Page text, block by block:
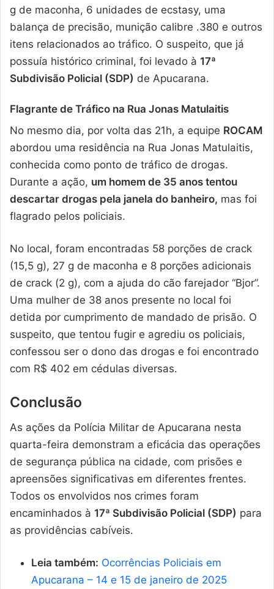
g de maconha, 6 unidades de ecstasy, uma
balança de precisão, munição calibre .380 e outros
itens relacionados ao tráfico. O suspeito, que já
possuía histórico criminal, foi levado à 17ª
Subdivisão Policial (SDP) de Apucarana.
Flagrante de Tráfico na Rua Jonas Matulaitis
No mesmo dia, por volta das 21h, a equipe ROCAM
abordou uma residência na Rua Jonas Matulaitis,
conhecida como ponto de tráfico de drogas.
Durante a ação, um homem de 35 anos tentou
descartar drogas pela janela do banheiro, mas foi
flagrado pelos policiais.
No local, foram encontradas 58 porções de crack
(15,5 g), 27 g de maconha e 8 porções adicionais
de crack (2 g), com a ajuda do cão farejador “Bjor”.
Uma mulher de 38 anos presente no local foi
detida por cumprimento de mandado de prisão. O
suspeito, que tentou fugir e agrediu os policiais,
confessou ser o dono das drogas e foi encontrado
com R$ 402 em cédulas diversas.
Conclusão
As ações da Polícia Militar de Apucarana nesta
quarta-feira demonstram a eficácia das operações
de segurança pública na cidade, com prisões e
apreensões significativas em diferentes frentes.
Todos os envolvidos nos crimes foram
encaminhados à 17ª Subdivisão Policial (SDP) para
as providências cabíveis.
Leia também: Ocorrências Policiais em
Apucarana – 14 e 15 de janeiro de 2025